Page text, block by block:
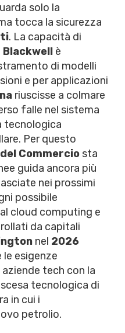
solo la
tocca la sicurezza
. La capacità di
Blackwell è
di modelli
e per applicazioni
riuscisse a colmare
falle nel sistema
tecnologica
Per questo
Commercio sta
guida ancora più
nei prossimi
possibile
cloud computing e
da capitali
nel 2026
le esigenze
tech con la
tecnologica di
in cui i
petrolio.